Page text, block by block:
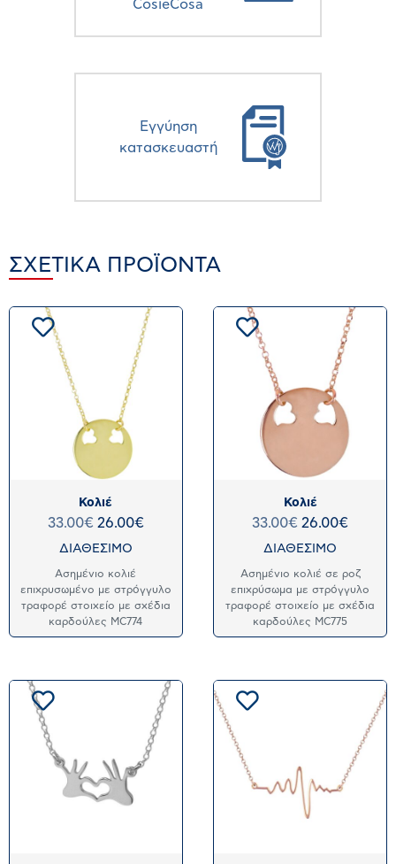
CosieCosa
Eγγύηση
κατασκευαστή
ΣΧΕΤΙΚΆ ΠΡΟΪΌΝΤΑ
Κολιέ
33.00€ 26.00€
ΔΙΑΘΕΣΙΜΟ
Ασημένιο κολιέ
επιχρυσωμένο με στρόγγυλο
τραφορέ στοιχείο με σχέδια
καρδούλες MC774
Κολιέ
33.00€ 26.00€
ΔΙΑΘΕΣΙΜΟ
Ασημένιο κολιέ σε ροζ
επιχρύσωμα με στρόγγυλο
τραφορέ στοιχείο με σχέδια
καρδούλες MC775